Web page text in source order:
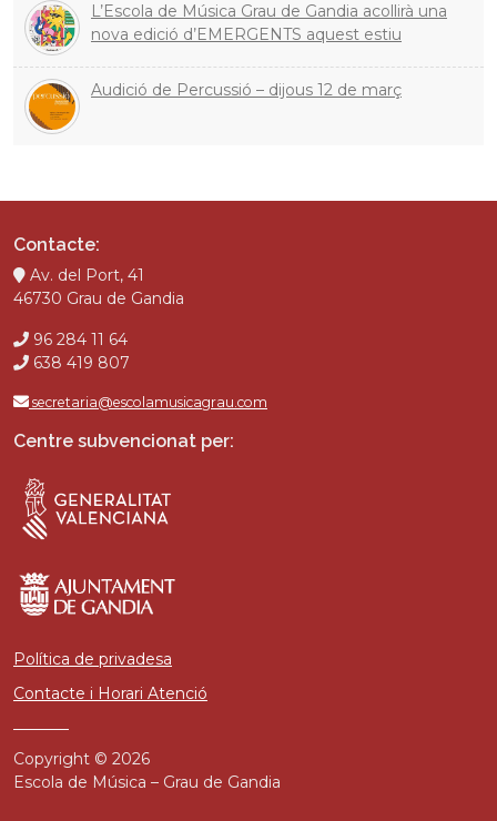
L’Escola de Música Grau de Gandia acollirà una
nova edició d’EMERGENTS aquest estiu
Audició de Percussió – dijous 12 de març
Contacte:
Av. del Port, 41
46730 Grau de Gandia
96 284 11 64
638 419 807
secretaria@escolamusicagrau.com
Centre subvencionat per:
Política de privadesa
Contacte i Horari Atenció
Copyright © 2026
Escola de Música – Grau de Gandia